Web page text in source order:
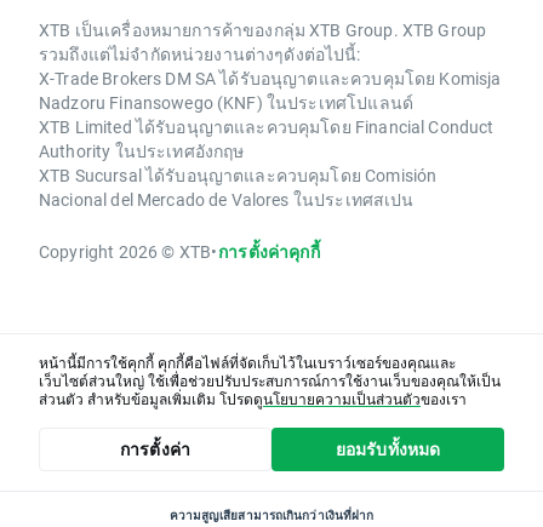
XTB เป็นเครื่องหมายการค้าของกลุ่ม XTB Group. XTB Group
รวมถึงแต่ไม่จำกัดหน่วยงานต่างๆดังต่อไปนี้:
X-Trade Brokers DM SA ได้รับอนุญาตและควบคุมโดย Komisja
Nadzoru Finansowego (KNF) ในประเทศโปแลนด์
XTB Limited ได้รับอนุญาตและควบคุมโดย Financial Conduct
Authority ในประเทศอังกฤษ
XTB Sucursal ได้รับอนุญาตและควบคุมโดย Comisión
Nacional del Mercado de Valores ในประเทศสเปน
Copyright 2026 © XTB•การตั้งค่าคุกกี้
หน้านี้มีการใช้คุกกี้ คุกกี้คือไฟล์ที่จัดเก็บไว้ในเบราว์เซอร์ของคุณและ
เว็บไซต์ส่วนใหญ่ ใช้เพื่อช่วยปรับประสบการณ์การใช้งานเว็บของคุณให้เป็น
ส่วนตัว สำหรับข้อมูลเพิ่มเติม โปรดดูนโยบายความเป็นส่วนตัวของเรา
การตั้งค่า ยอมรับทั้งหมด
ความสูญเสียสามารถเกินกว่าเงินที่ฝาก